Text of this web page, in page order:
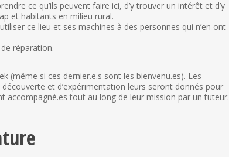
ce qu’ils peuvent faire ici, d’y trouver un intérêt et d’y
et habitants en milieu rural.
ce lieu et ses machines à des personnes qui n’en ont
réparation.
(même si ces dernier.e.s sont les bienvenu.es). Les
et d’expérimentation leurs seront donnés pour
tout au long de leur mission par un tuteur.